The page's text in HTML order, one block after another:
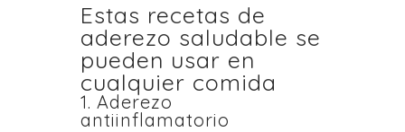
Estas recetas de
aderezo saludable se
pueden usar en
cualquier comida
1. Aderezo
antiinflamatorio